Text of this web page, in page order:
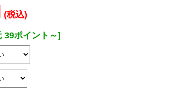
(税込)
39ポイント～]